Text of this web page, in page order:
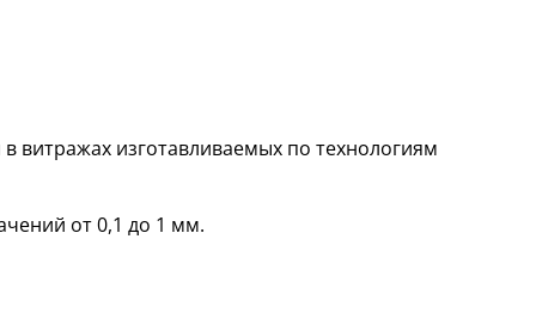
витражах изготавливаемых по технологиям
от 0,1 до 1 мм.